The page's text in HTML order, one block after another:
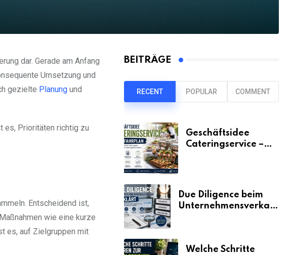
dar. Gerade am Anfang
Umsetzung und
gezielte Planung und
es, Prioritäten richtig zu
Entscheidend ist,
wie eine kurze
es, auf Zielgruppen mit
BEITRÄGE
RECENT POPULAR COMMENT
Geschäftsidee
Cateringservice –
Due Diligence beim
Unternehmensverkauf
Welche Schritte